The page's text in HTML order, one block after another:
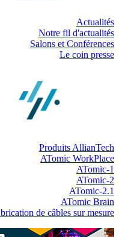
Actualités
Notre fil d'actualités
Salons et Conférences
Le coin presse
Produits AllianTech
ATomic WorkPlace
ATomic-1
ATomic-2
ATomic-2.1
ATomic Brain
de câbles sur mesure